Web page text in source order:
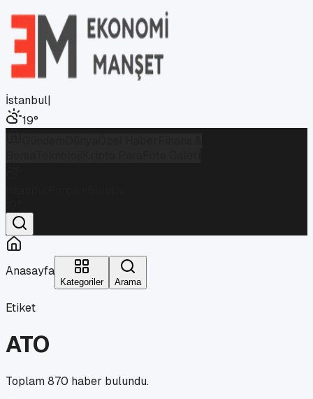
İstanbul|
19°
Anasayfa
Kategoriler Arama
Etiket
ATO
Toplam870 haber bulundu.